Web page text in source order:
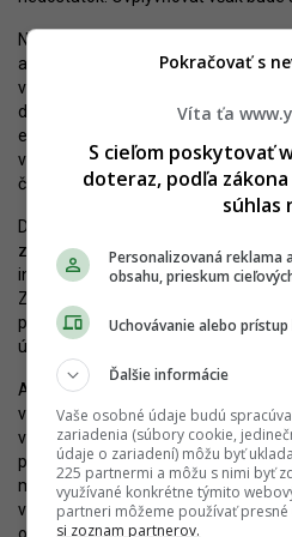
Nedostatkom môže byť istá izolácia
ani nie tak z pohľadu dopravnej
vzdialenosťou. Nová štvrť je od
diaľnicou, pásom výrobno-
estakádou Bratskej ulice či poliami.
výstavba Kapitulského dvora, čo je
črtajúca sa realita.
Dovtedy musí developer pracovať
zvyškom mesta a mestskej časti.
integrovaný dopravný systém
Zrealizovať sa majú aj nové
predĺženie Bratskej) a skvalitniť
úprav už prebehla.
Ak sa bude Lucron držať svojich
vzniknúť kvalitná kompaktná štvrť s
vybavenosťou. Dobre fungujúce
pracovnými možnosťami, službami
môže zároveň byť určitým ostrovom
vznik miest krátkych vzdialeností je
Víta ťa
S cieľom poskytovať
doteraz, podľa
súhlas
Personalizovaná reklama
obsahu, prieskum
Uchovávanie alebo
Ďalšie informácie
Vaše osobné údaje budú
zariadenia (súbory cookie,
údaje o zariadení) môžu byť
225 partnermi a môžu s nimi byť
využívané konkrétne týmito
partneri môžeme používať
si zoznam partnerov.
Pokračovať s